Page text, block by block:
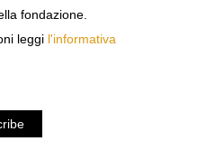
DURANTE UN
IN SITUAZIONI
fondazione.
leggi l'informativa